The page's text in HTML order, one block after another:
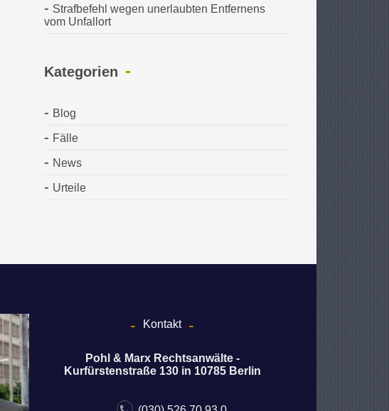
Strafbefehl wegen unerlaubten Entfernens
vom Unfallort
Kategorien
Blog
Fälle
News
Urteile
Kontakt
Pohl & Marx Rechtsanwälte -
Kurfürstenstraße 130 in 10785 Berlin